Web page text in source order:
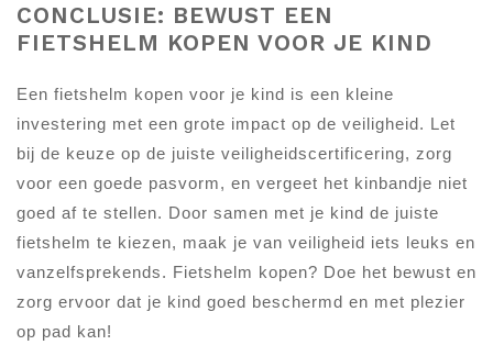
CONCLUSIE: BEWUST EEN
FIETSHELM KOPEN VOOR JE KIND
Een fietshelm kopen voor je kind is een kleine
investering met een grote impact op de veiligheid. Let
bij de keuze op de juiste veiligheidscertificering, zorg
voor een goede pasvorm, en vergeet het kinbandje niet
goed af te stellen. Door samen met je kind de juiste
fietshelm te kiezen, maak je van veiligheid iets leuks en
vanzelfsprekends. Fietshelm kopen? Doe het bewust en
zorg ervoor dat je kind goed beschermd en met plezier
op pad kan!